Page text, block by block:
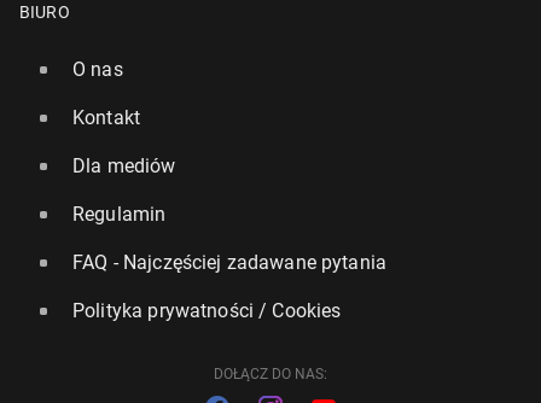
BIURO
O nas
Kontakt
Dla mediów
Regulamin
FAQ - Najczęściej zadawane pytania
Polityka prywatności / Cookies
DOŁĄCZ DO NAS: